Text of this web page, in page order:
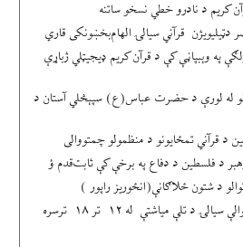
کریم د نادرو خطي نسخو ساتنه
قرآني سیالۍ الهام‌بخښونکی قاري
په وېبپاڼې کې د قرآن کریم ډیجیټلي ژباړې
له لورې د حضرت عباس(ع) سپېڅلي آستان د
د قرآني تمځایونو د منظمولو چمتووالی
د فلسطین د دفاع په برخې کې ثابت‌قدم ؤ
د شتون ځلاګانې(انځوریز راپور )
د ملایشیا د قرآن کریم نړیوالې سیالۍ د تلې میاشتې له ۱۲ تر ۱۸ ترسره